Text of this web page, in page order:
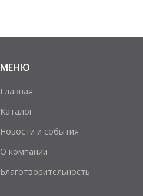
МЕНЮ
Главная
Каталог
Новости и события
О компании
Благотворительность